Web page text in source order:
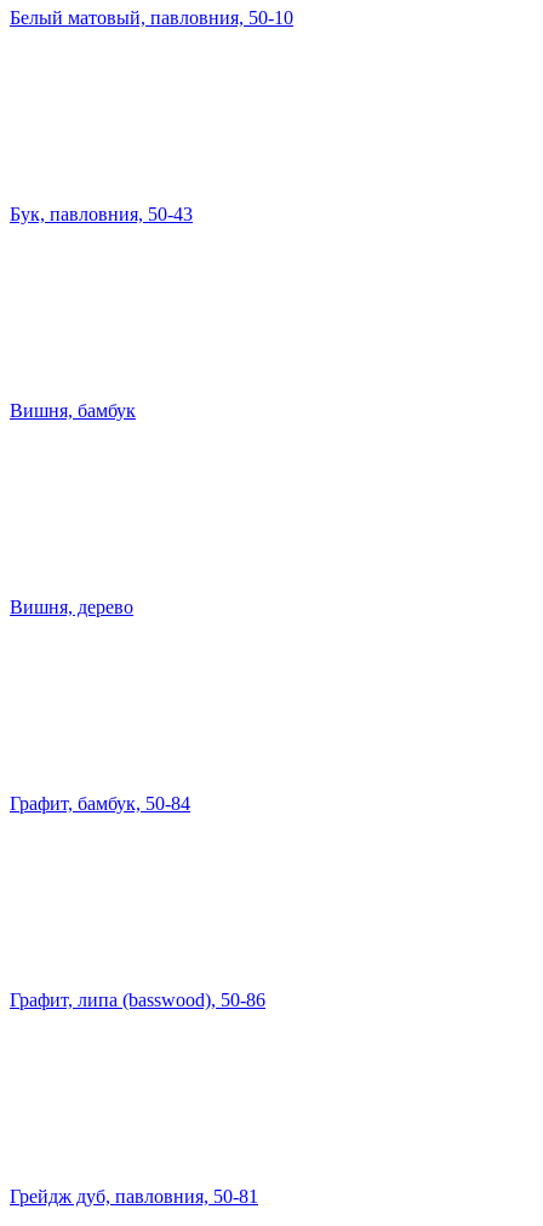
Белый матовый, павловния, 50-10
Бук, павловния, 50-43
Вишня, бамбук
Вишня, дерево
Графит, бамбук, 50-84
Графит, липа (basswood), 50-86
Грейдж дуб, павловния, 50-81